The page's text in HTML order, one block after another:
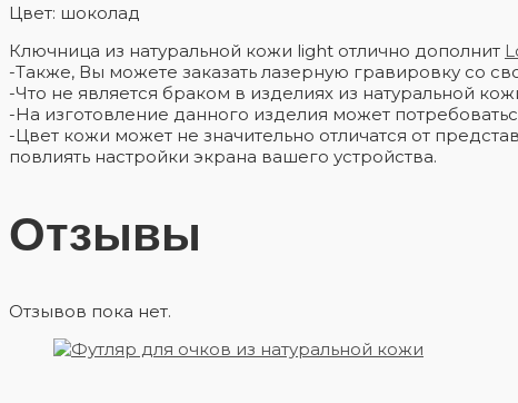
Цвет: шоколад
Ключница из натуральной кожи light отлично дополнит
-Также, Вы можете заказать лазерную гравировку со
-Что не является браком в изделиях из натуральной
-На изготовление данного изделия может
-Цвет кожи может не значительно отличатся от
повлиять настройки экрана вашего устройства.
Отзывы
Отзывов пока нет.